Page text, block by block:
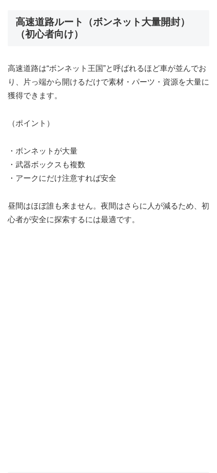
高速道路ルート（ボンネット大量開封）
（初心者向け）
高速道路は“ボンネット王国”と呼ばれるほど車が並んでお
り、片っ端から開けるだけで素材・パーツ・資源を大量に
獲得できます。
（ポイント）
・ボンネットが大量
・武器ボックスも複数
・アークにだけ注意すれば安全
昼間はほぼ誰も来ません。夜間はさらに人が減るため、初
心者が安全に探索するには最適です。